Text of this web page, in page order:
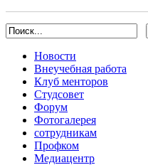
Новости
Внеучебная работа
Клуб менторов
Студсовет
Форум
Фотогалерея
сотрудникам
Профком
Медиацентр